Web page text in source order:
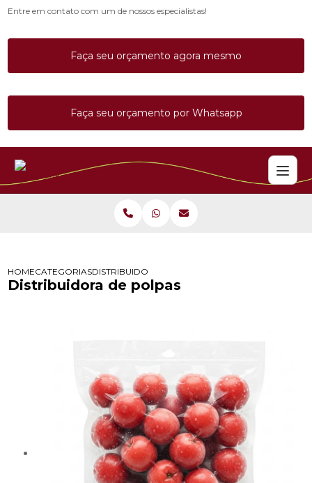
Entre em contato com um de nossos especialistas!
Faça seu orçamento agora mesmo
Faça seu orçamento por Whatsapp
HOMECATEGORIASDISTRIBUIDORA DE POLPAS
Distribuidora de polpas